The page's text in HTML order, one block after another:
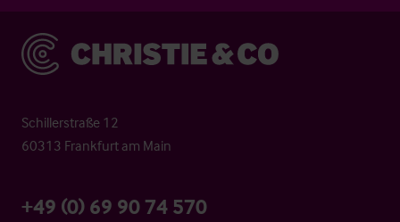
Christie & Co
Schillerstraße 12
60313 Frankfurt am Main
+49 (0) 69 90 74 570